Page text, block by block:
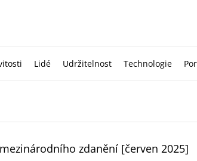
Lidé Udržitelnost Technologie
zdanění [červen 2025]‎